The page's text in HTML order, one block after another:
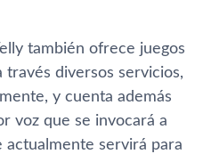
también ofrece juegos
diversos servicios,
y cuenta además
voz que se invocará a
actualmente servirá para